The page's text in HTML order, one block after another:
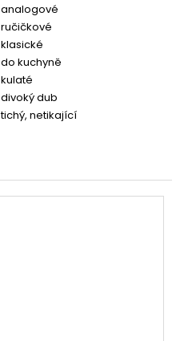
analogové
ručičkové
klasické
do kuchyně
kulaté
divoký dub
tichý, netikající